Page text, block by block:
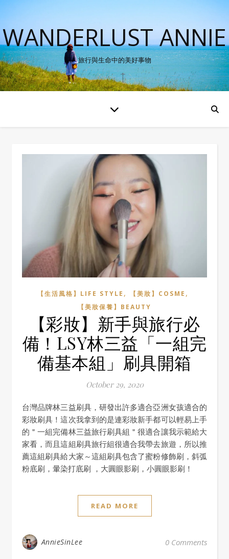
WANDERLUST ANNIE
旅行與生命中的美好事物
【生活風格】LIFE STYLE , 【美妝】COSME ,
【美妝保養】BEAUTY
【彩妝】新手與旅行必
備！LSY林三益「一組完
備基本組」刷具開箱
October 29, 2020
台灣品牌林三益刷具，研發出許多適合亞洲女孩適合的
彩妝刷具！這次我拿到的是連彩妝新手都可以輕易上手
的＂一組完備林三益旅行刷具組＂很適合讓我示範給大
家看，而且這組刷具旅行組很適合我帶去旅遊，所以推
薦這組刷具給大家～這組刷具包含了蜜粉修飾刷，斜弧
粉底刷，暈染打底刷 ，大圓眼影刷，小圓眼影刷！
READ MORE
AnnieSinLee 0 Comments